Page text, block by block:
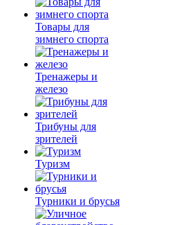
Товары для
зимнего спорта
Тренажеры и
железо
Трибуны для
зрителей
Туризм
Турники и брусья